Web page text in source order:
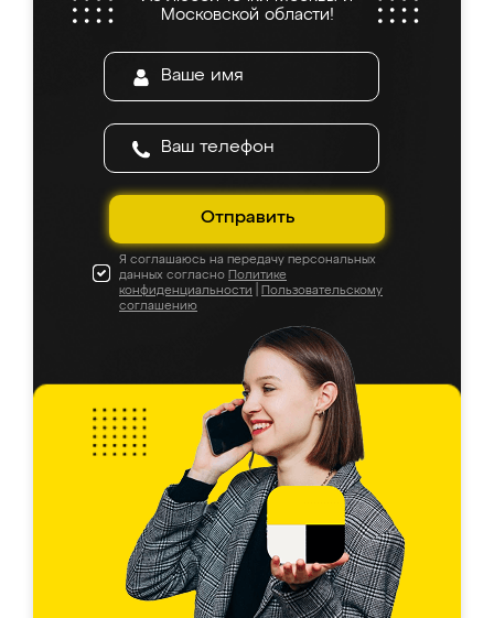
Московской области!
Отправить
Я соглашаюсь на передачу персональных
данных согласно Политике
конфиденциальности
Пользовательскому
соглашению